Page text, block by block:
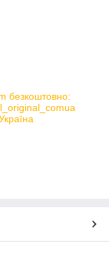
безкоштовно: